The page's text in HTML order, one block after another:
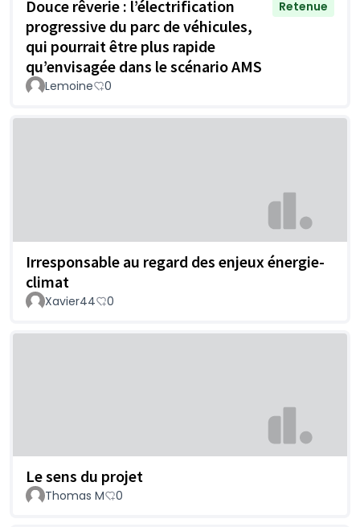
Douce rêverie : l’électrification
progressive du parc de véhicules,
qui pourrait être plus rapide
qu’envisagée dans le scénario AMS
Retenue
Lemoine 0
Irresponsable au regard des enjeux énergie-
climat
Xavier44 0
Le sens du projet
Thomas M 0